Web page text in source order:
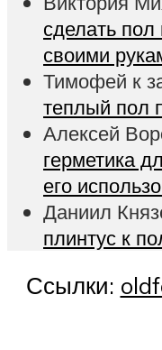
сделать пол
своими
Тимофей к
теплый пол
Алексей
герметика
его
Даниил
плинтус к
Ссылки: